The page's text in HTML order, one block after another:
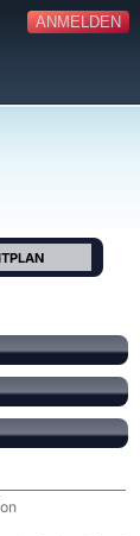
ANMELDEN